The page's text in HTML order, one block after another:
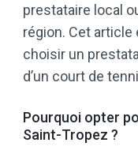
prestataire local
région. Cet article
choisir un
d’un court de
Pourquoi opter
Saint-Tropez ?